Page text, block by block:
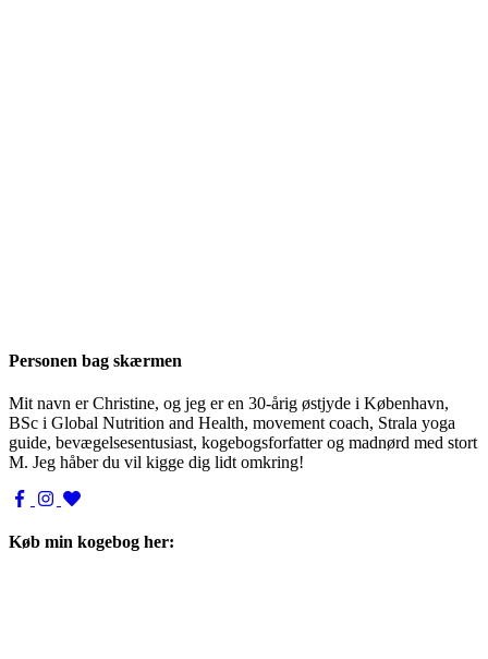
Personen bag skærmen
Mit navn er Christine, og jeg er en 30-årig østjyde i København,
BSc i Global Nutrition and Health, movement coach, Strala yoga
guide, bevægelsesentusiast, kogebogsforfatter og madnørd med stort
M. Jeg håber du vil kigge dig lidt omkring!
Køb min kogebog her: